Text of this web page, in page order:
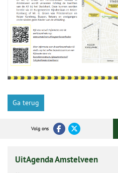
Ga terug
Volg ons
UitAgenda Amstelveen